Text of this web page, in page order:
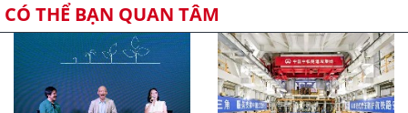
CÓ THỂ BẠN QUAN TÂM